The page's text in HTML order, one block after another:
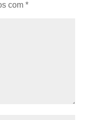
com *